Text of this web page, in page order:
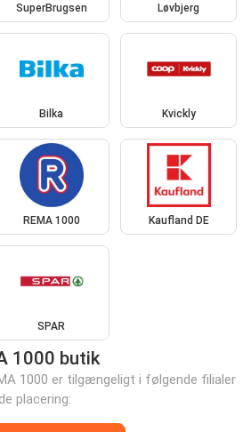
SuperBrugsen Løvbjerg
Bilka Kvickly
REMA 1000 Kaufland DE
SPAR
1000 butik
1000 er tilgængeligt i følgende filialer
placering: